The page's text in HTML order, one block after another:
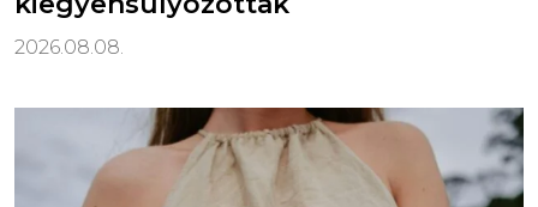
2026.08.08.